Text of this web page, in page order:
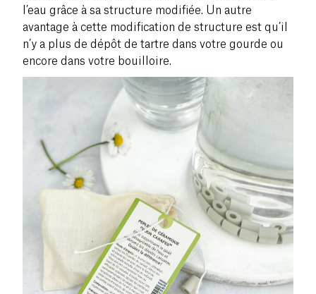
l’eau grâce à sa structure modifiée. Un autre
avantage à cette modification de structure est qu’il
n’y a plus de dépôt de tartre dans votre gourde ou
encore dans votre bouilloire.